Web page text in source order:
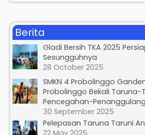
a
c
h
o
Berita
Gladi Bersih TKA 2025
Sesungguhnya
28 October 2025
SMKN 4 Probolinggo
Probolinggo Bekali Taruna-
Pencegahan-
30 September 2025
Pelepasan Taruna Taruni